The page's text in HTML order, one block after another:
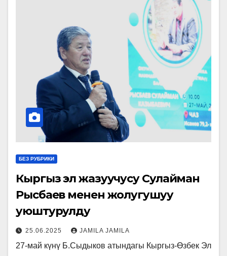
БЕЗ РУБРИКИ
Кыргыз эл жазуучусу Сулайман
Рысбаев менен жолугушуу
уюштурулду
25.06.2025 JAMILA JAMILA
27-май күнү Б.Сыдыков атындагы Кыргыз-Өзбек Эл